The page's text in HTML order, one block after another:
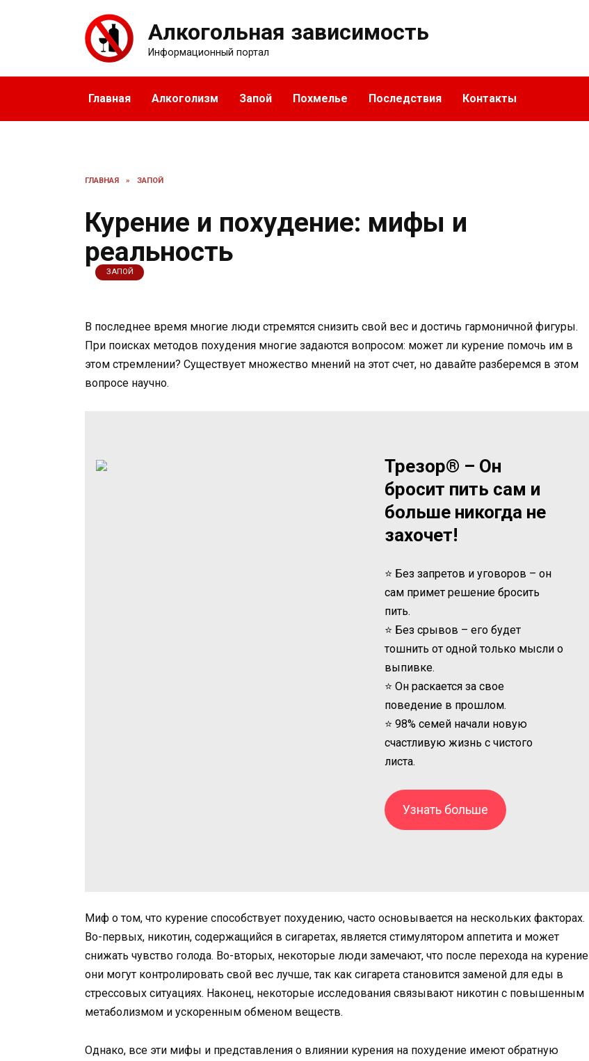
Алкогольная зависимость
Информационный портал
Главная Алкоголизм Запой Похмелье Последствия Контакты
ГЛАВНАЯ » ЗАПОЙ
Курение и похудение: мифы и
реальность
ЗАПОЙ
В последнее время многие люди стремятся снизить свой вес и достичь гармоничной фигуры.
При поисках методов похудения многие задаются вопросом: может ли курение помочь им в
этом стремлении? Существует множество мнений на этот счет, но давайте разберемся в этом
вопросе научно.
Трезор® – Он
бросит пить сам и
больше никогда не
захочет!
⭐ Без запретов и уговоров – он
сам примет решение бросить
пить.
⭐ Без срывов – его будет
тошнить от одной только мысли о
выпивке.
⭐ Он раскается за свое
поведение в прошлом.
⭐ 98% семей начали новую
счастливую жизнь с чистого
листа.
Узнать больше
Миф о том, что курение способствует похудению, часто основывается на нескольких факторах.
Во-первых, никотин, содержащийся в сигаретах, является стимулятором аппетита и может
снижать чувство голода. Во-вторых, некоторые люди замечают, что после перехода на курение
они могут контролировать свой вес лучше, так как сигарета становится заменой для еды в
стрессовых ситуациях. Наконец, некоторые исследования связывают никотин с повышенным
метаболизмом и ускоренным обменом веществ.
Однако, все эти мифы и представления о влиянии курения на похудение имеют обратную